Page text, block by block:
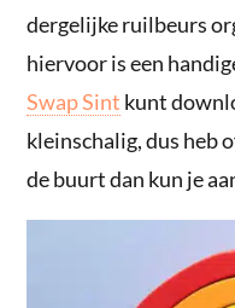
dergelijke ruilbeurs
hiervoor is een
Swap Sint kunt
kleinschalig, dus heb
de buurt dan kun je